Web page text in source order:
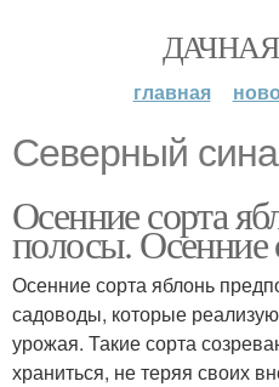
главная
Северный
Осенние сорта
полосы. Осенние
Осенние сорта яблонь
садоводы, которые
урожая. Такие сорта
храниться, не теряя своих